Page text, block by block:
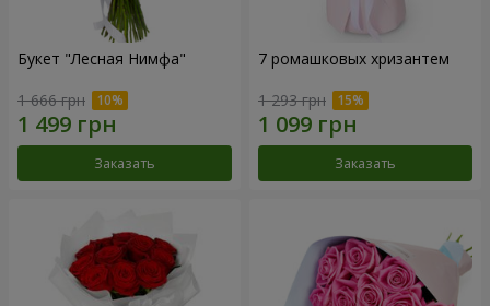
Букет "Лесная Нимфа"
1 666 грн
Заказать
7 ромашковых хризантем
1 293 грн
Заказать